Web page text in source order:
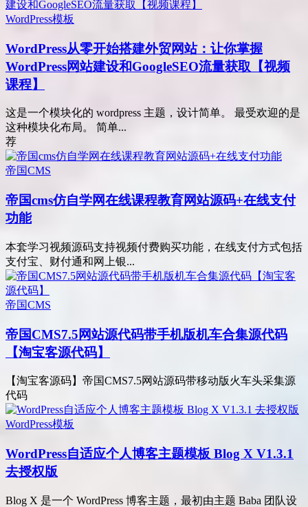
WordPress模板
WordPress从零开始搭建外贸网站：让你掌握
WordPress网站建设和GoogleSEO流量获取【视频
课程】
这是一个模块化的 wordpress 主题，设计简单。 最受欢迎的是
这种模块化布局。 简单...
荐
帝国CMS
帝国cms仿自学网在线课程教育网站源码+在线支付
功能
本套学习视频源码支持视频付费购买功能，在线支付方式包括
支付宝、财付通和网上银...
帝国CMS
帝国CMS7.5网站源代码带手机版机车合集源代码
【淘宝客源代码】
【淘宝客源码】帝国CMS7.5网站源码带移动版火车头采集源
代码
WordPress模板
WordPress自适应个人博客主题模板 Blog X V1.3.1
去授权版
Blog X 是一个 WordPress 博客主题，最初由主题 Baba 团队设